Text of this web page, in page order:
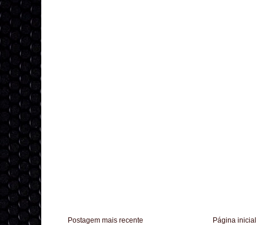
Postagem mais recente Página inicial